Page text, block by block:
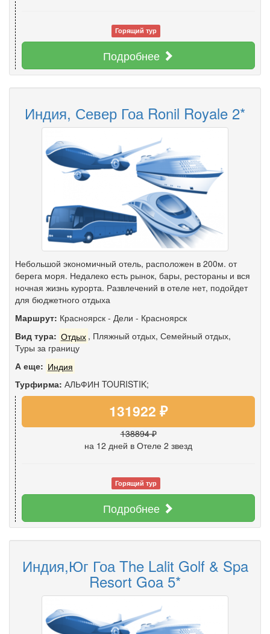
Горящий тур
Подробнее
Индия, Север Гоа Ronil Royale 2*
Небольшой экономичный отель, расположен в 200м. от
берега моря. Недалеко есть рынок, бары, рестораны и вся
ночная жизнь курорта. Развлечений в отеле нет, подойдет
для бюджетного отдыха
Маршрут: Красноярск - Дели - Красноярск
Вид тура: Отдых , Пляжный отдых, Семейный отдых,
Туры за границу
А еще: Индия
Турфирма: АЛЬФИН TOURISTIK;
131922 ₽
138894 ₽
на 12 дней в Отеле 2 звезд
Горящий тур
Подробнее
Индия,Юг Гоа The Lalit Golf & Spa
Resort Goa 5*